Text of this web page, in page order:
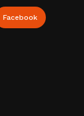
Facebook